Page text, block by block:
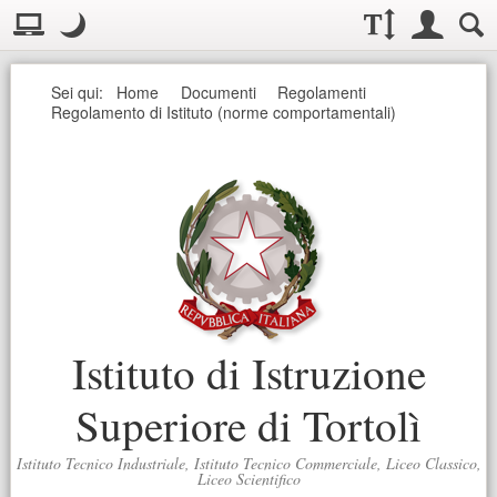
Visualizzazione:
Layout normale. Passa alla modalità desktop
Modo notte
Modo notte: questa modalità imposta un basso contrasto.
Casella
Dimensioni testo:
Accesso
Seguici
Sei qui: Home Documenti
Regolamenti
Regolamento di Istituto (norme comportamentali)
Istituto di Istruzione
Superiore di Tortolì
Istituto Tecnico Industriale, Istituto Tecnico Commerciale, Liceo Classico,
Liceo Scientifico